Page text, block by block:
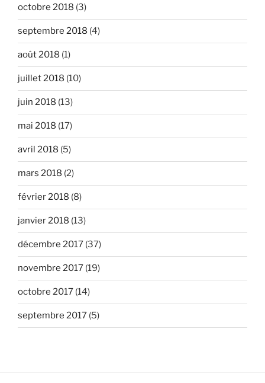
octobre 2018 (3)
septembre 2018 (4)
août 2018 (1)
juillet 2018 (10)
juin 2018 (13)
mai 2018 (17)
avril 2018 (5)
mars 2018 (2)
février 2018 (8)
janvier 2018 (13)
décembre 2017 (37)
novembre 2017 (19)
octobre 2017 (14)
septembre 2017 (5)